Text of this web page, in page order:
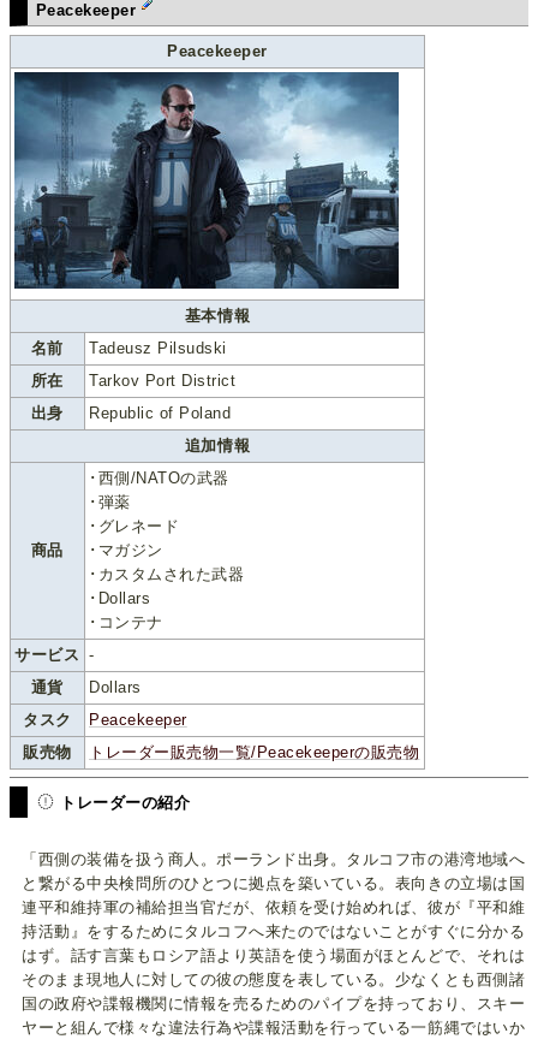
Peacekeeper
Peacekeeper
基本情報
名前
Tadeusz Pilsudski
所在
Tarkov Port District
出身
Republic of Poland
追加情報
商品
･西側/NATOの武器
･弾薬
･グレネード
･マガジン
･カスタムされた武器
･Dollars
･コンテナ
サービス -
通貨
Dollars
タスク
Peacekeeper
販売物
トレーダー販売物一覧/Peacekeeperの販売物
トレーダーの紹介
「西側の装備を扱う商人。ポーランド出身。タルコフ市の港湾地域へ
と繋がる中央検問所のひとつに拠点を築いている。表向きの立場は国
連平和維持軍の補給担当官だが、依頼を受け始めれば、彼が『平和維
持活動』をするためにタルコフへ来たのではないことがすぐに分かる
はず。話す言葉もロシア語より英語を使う場面がほとんどで、それは
そのまま現地人に対しての彼の態度を表している。少なくとも西側諸
国の政府や諜報機関に情報を売るためのパイプを持っており、スキー
ヤーと組んで様々な違法行為や諜報活動を行っている一筋縄ではいか